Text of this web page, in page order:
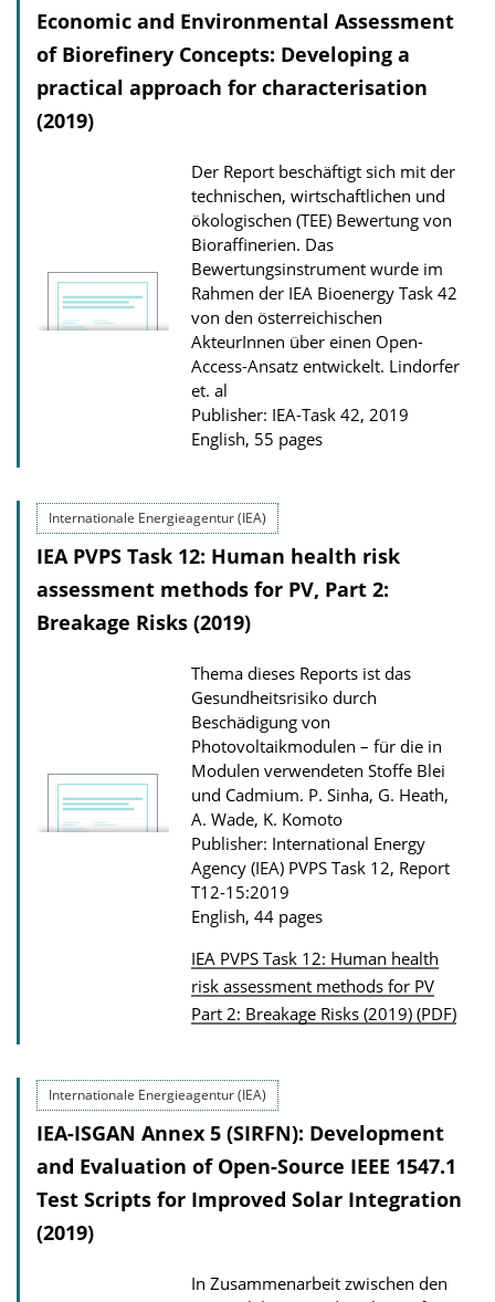
Economic and Environmental Assessment
of Biorefinery Concepts: Developing a
practical approach for characterisation
(2019)
Der Report beschäftigt sich mit der
technischen, wirtschaftlichen und
ökologischen (TEE) Bewertung von
Bioraffinerien. Das
Bewertungsinstrument wurde im
Rahmen der IEA Bioenergy Task 42
von den österreichischen
AkteurInnen über einen Open-
Access-Ansatz entwickelt. Lindorfer
et. al
Publisher: IEA-Task 42, 2019
English, 55 pages
Internationale Energieagentur (IEA)
IEA PVPS Task 12: Human health risk
assessment methods for PV, Part 2:
Breakage Risks (2019)
Thema dieses Reports ist das
Gesundheitsrisiko durch
Beschädigung von
Photovoltaikmodulen – für die in
Modulen verwendeten Stoffe Blei
und Cadmium. P. Sinha, G. Heath,
A. Wade, K. Komoto
Publisher: International Energy
Agency (IEA) PVPS Task 12, Report
T12-15:2019
English, 44 pages
P
u
l
i
c
a
t
n
IEA PVPS Task 12: Human health
risk assessment methods for PV
Part 2: Breakage Risks (2019) (PDF)
Internationale Energieagentur (IEA)
IEA-ISGAN Annex 5 (SIRFN): Development
and Evaluation of Open-Source IEEE 1547.1
Test Scripts for Improved Solar Integration
(2019)
In Zusammenarbeit zwischen den